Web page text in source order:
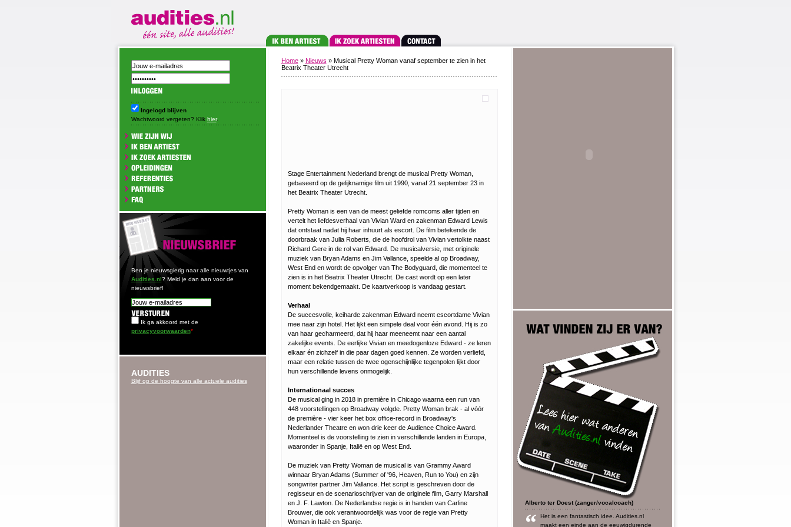
Ingelogd blijven
Wachtwoord vergeten? Klik hier.
Ben je nieuwsgierig naar alle nieuwtjes van
Audities.nl? Meld je dan aan voor de
nieuwsbrief!
Ik ga akkoord met de
privacyvoorwaarden*
AUDITIES
Blijf op de hoogte van alle actuele audities
Home » Nieuws » Musical Pretty Woman vanaf september te zien in het
Beatrix Theater Utrecht
Stage Entertainment Nederland brengt de musical Pretty Woman,
gebaseerd op de gelijknamige film uit 1990, vanaf 21 september 23 in
het Beatrix Theater Utrecht.
Pretty Woman is een van de meest geliefde romcoms aller tijden en
vertelt het liefdesverhaal van Vivian Ward en zakenman Edward Lewis
dat ontstaat nadat hij haar inhuurt als escort. De film betekende de
doorbraak van Julia Roberts, die de hoofdrol van Vivian vertolkte naast
Richard Gere in de rol van Edward. De musicalversie, met originele
muziek van Bryan Adams en Jim Vallance, speelde al op Broadway,
West End en wordt de opvolger van The Bodyguard, die momenteel te
zien is in het Beatrix Theater Utrecht. De cast wordt op een later
moment bekendgemaakt. De kaartverkoop is vandaag gestart.
Verhaal
De succesvolle, keiharde zakenman Edward neemt escortdame Vivian
mee naar zijn hotel. Het lijkt een simpele deal voor één avond. Hij is zo
van haar gecharmeerd, dat hij haar meeneemt naar een aantal
zakelijke events. De eerlijke Vivian en meedogenloze Edward - ze leren
elkaar én zichzelf in die paar dagen goed kennen. Ze worden verliefd,
maar een relatie tussen de twee ogenschijnlijke tegenpolen lijkt door
hun verschillende levens onmogelijk.
Internationaal succes
De musical ging in 2018 in première in Chicago waarna een run van
448 voorstellingen op Broadway volgde. Pretty Woman brak - al vóór
de première - vier keer het box office-record in Broadway's
Nederlander Theatre en won drie keer de Audience Choice Award.
Momenteel is de voorstelling te zien in verschillende landen in Europa,
waaronder in Spanje, Italië en op West End.
De muziek van Pretty Woman de musical is van Grammy Award
winnaar Bryan Adams (Summer of '96, Heaven, Run to You) en zijn
songwriter partner Jim Vallance. Het script is geschreven door de
regisseur en de scenarioschrijver van de originele film, Garry Marshall
en J. F. Lawton. De Nederlandse regie is in handen van Carline
Brouwer, die ook verantwoordelijk was voor de regie van Pretty
Woman in Italië en Spanje.
Alberto ter Doest (zanger/vocalcoach)
Het is een fantastisch idee. Audities.nl
maakt een einde aan de eeuwigdurende